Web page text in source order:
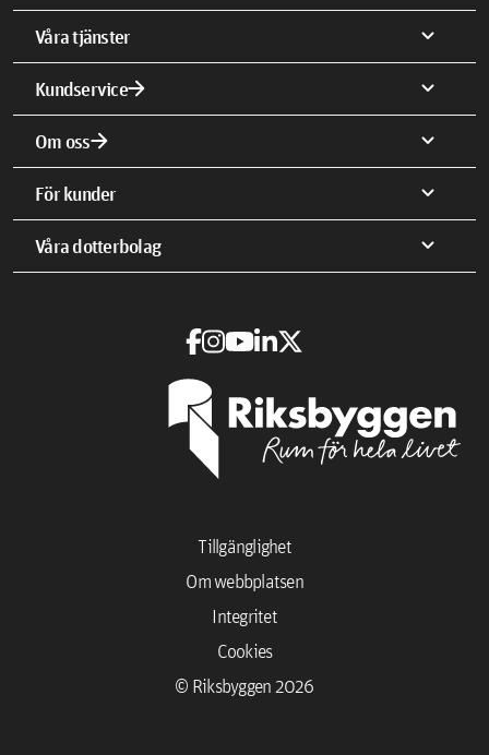
Våra tjänster expand_more
Kundservicearrow_forward expand_more
Om ossarrow_forward expand_more
För kunder expand_more
Våra dotterbolag expand_more
© Riksbyggen 2026
Cookies
Integritet
Om webbplatsen
Tillgänglighet